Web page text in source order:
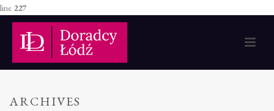
line 227
ARCHIVES